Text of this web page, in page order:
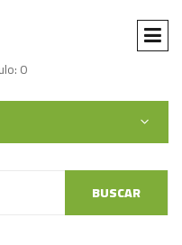
0
BUSCAR